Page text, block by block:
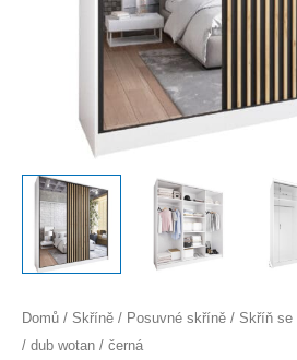
Domů / Skříně / Posuvné skříně / Skříň se
/ dub wotan / černá